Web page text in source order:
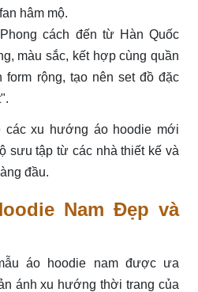
hâm mộ.
cách đến từ Hàn Quốc
màu sắc, kết hợp cùng quần
form rộng, tạo nên set đồ đặc
các xu hướng áo hoodie mới
sưu tập từ các nhà thiết kế và
đầu.
Nam Đẹp và
áo hoodie nam được ưa
ánh xu hướng thời trang của